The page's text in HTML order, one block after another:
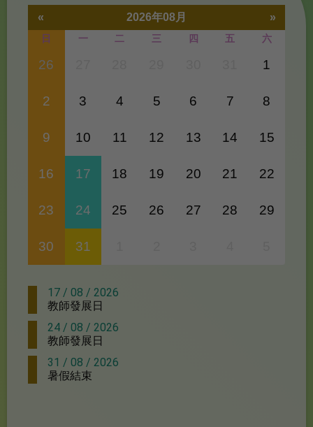
10 / 02 / 2026
「春聚有你」星光宴
06 / 02 / 2026
24 / 01 / 2026
« 2026年08月 »
日 一 二 三 四 五 六
26 1
2 3 4 5 6 7 8
9 10 11 12 13 14 15
16 17 18 19 20 21 22
23 24 25 26 27 28 29
30 31
17 / 08 / 2026
教師發展日
24 / 08 / 2026
教師發展日
31 / 08 / 2026
暑假結束